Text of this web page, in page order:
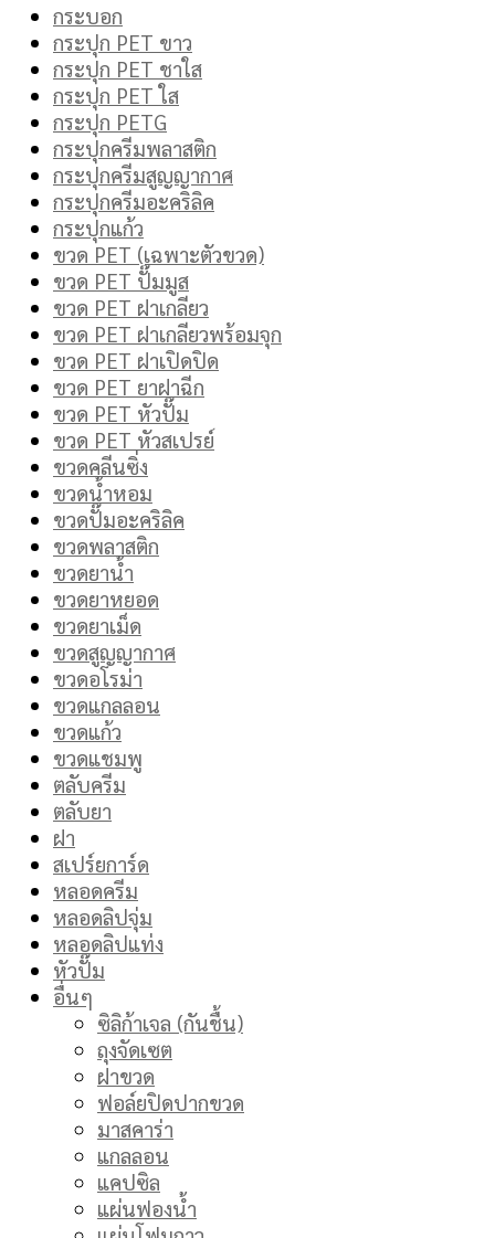
กระบอก
กระปุก PET ขาว
กระปุก PET ชาใส
กระปุก PET ใส
กระปุก PETG
กระปุกครีมพลาสติก
กระปุกครีมสูญญากาศ
กระปุกครีมอะคริลิค
กระปุกแก้ว
ขวด PET (เฉพาะตัวขวด)
ขวด PET ปั๊มมูส
ขวด PET ฝาเกลียว
ขวด PET ฝาเกลียวพร้อมจุก
ขวด PET ฝาเปิดปิด
ขวด PET ยาฝาฉีก
ขวด PET หัวปั๊ม
ขวด PET หัวสเปรย์
ขวดคลีนซิ่ง
ขวดน้ำหอม
ขวดปั๊มอะคริลิค
ขวดพลาสติก
ขวดยาน้ำ
ขวดยาหยอด
ขวดยาเม็ด
ขวดสูญญากาศ
ขวดอโรม่า
ขวดแกลลอน
ขวดแก้ว
ขวดแชมพู
ตลับครีม
ตลับยา
ฝา
สเปร์ยการ์ด
หลอดครีม
หลอดลิปจุ่ม
หลอดลิปแท่ง
หัวปั๊ม
อื่นๆ
ซิลิก้าเจล (กันชื้น)
ถุงจัดเซต
ฝาขวด
ฟอล์ยปิดปากขวด
มาสคาร่า
แกลลอน
แคปซิล
แผ่นฟองน้ำ